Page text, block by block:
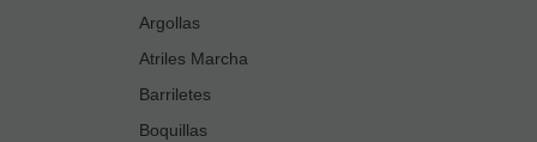
Argollas
Atriles Marcha
Barriletes
Boquillas